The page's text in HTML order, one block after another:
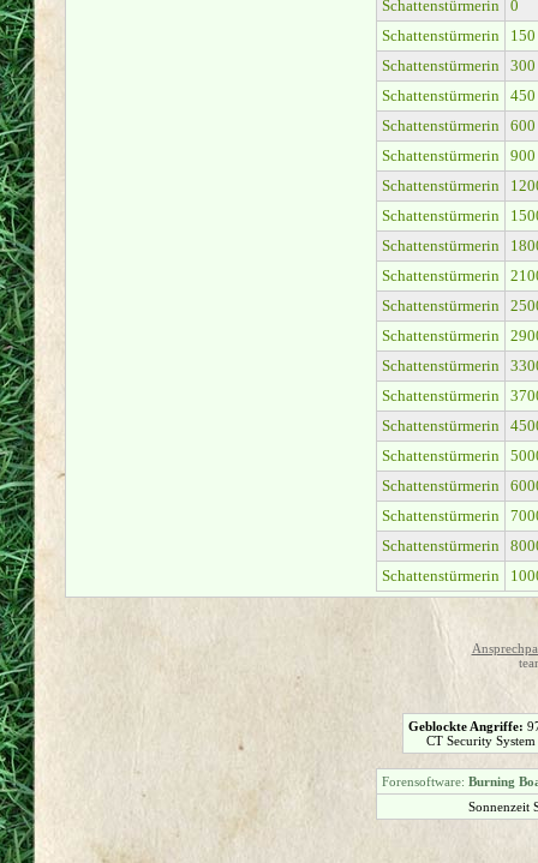
Schattenstürmerin
0
Schattenstürmerin
150
Schattenstürmerin
300
Schattenstürmerin
450
Schattenstürmerin
600
Schattenstürmerin
900
Schattenstürmerin
Schattenstürmerin
Schattenstürmerin
Schattenstürmerin
Schattenstürmerin
Schattenstürmerin
Schattenstürmerin
Schattenstürmerin
Schattenstürmerin
Schattenstürmerin
Schattenstürmerin
Schattenstürmerin
Schattenstürmerin
Schattenstürmerin
Geblockte Angriffe:
CT Security
Forensoftware: Burning
Sonnenzeit